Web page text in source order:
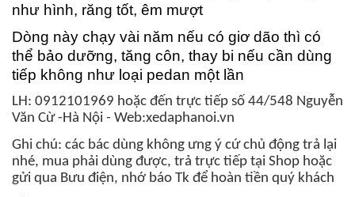
như hình, răng tốt, êm mượt
Dòng này chạy vài năm nếu có giơ dão thì có
thể bảo dưỡng, tăng côn, thay bi nếu cần dùng
tiếp không như loại pedan một lần
LH: 0912101969 hoặc đến trực tiếp số 44/548 Nguyễn
Văn Cừ -Hà Nội - Web:xedaphanoi.vn
Ghi chú: các bác dùng không ưng ý cứ chủ động trả lại
nhé, mua phải dùng được, trả trực tiếp tại Shop hoặc
gửi qua Bưu điện, nhớ báo Tk để hoàn tiền quý khách